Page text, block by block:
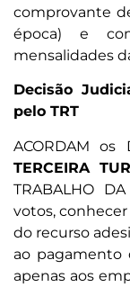
comprovante
época) e
mensalidades
Decisão
pelo TRT
ACORDAM os
TERCEIRA
TRABALHO
votos,
do recurso
ao pagamento
apenas aos